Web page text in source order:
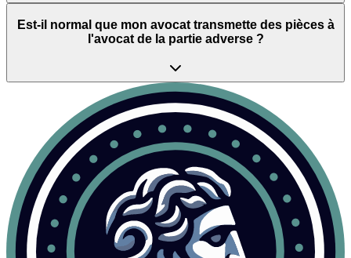
Est-il normal que mon avocat transmette des pièces à
l'avocat de la partie adverse ?